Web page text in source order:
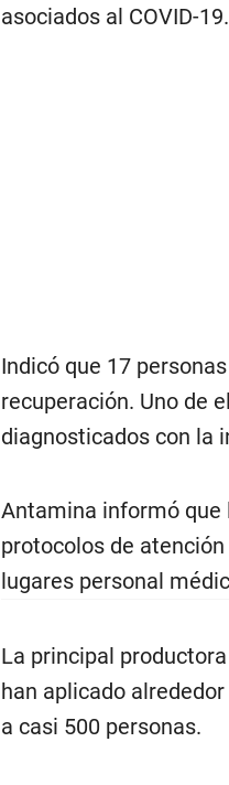
asociados al COVID-19.
Indicó que 17
recuperación. Uno de
diagnosticados con la
Antamina informó que
protocolos de
lugares personal
La principal
han aplicado
a casi 500 personas.